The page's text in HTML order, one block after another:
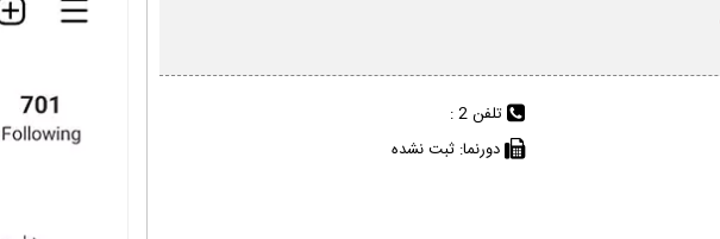
تلفن 2 :
دورنما: ثبت نشده